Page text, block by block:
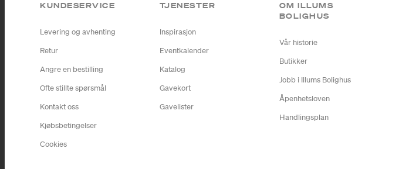
KUNDESERVICE
Levering og avhenting
Retur
Angre en bestilling
Ofte stillte spørsmål
Kontakt oss
Kjøbsbetingelser
Cookies
TJENESTER
Inspirasjon
Eventkalender
Katalog
Gavekort
Gavelister
OM ILLUMS
BOLIGHUS
Vår historie
Butikker
Jobb i Illums Bolighus
Åpenhetsloven
Handlingsplan